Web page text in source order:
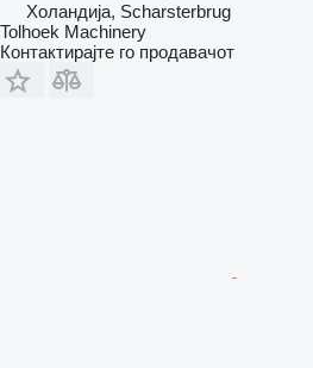
Холандија, Scharsterbrug
Tolhoek Machinery
Контактирајте го продавачот